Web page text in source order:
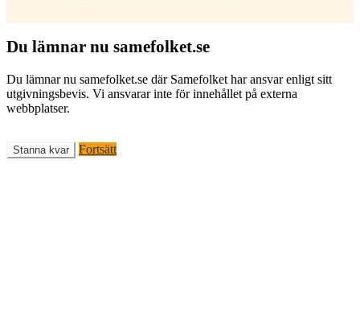
Du lämnar nu samefolket.se
Du lämnar nu samefolket.se där Samefolket har ansvar enligt sitt
utgivningsbevis. Vi ansvarar inte för innehållet på externa
webbplatser.
Stanna kvar Fortsätt